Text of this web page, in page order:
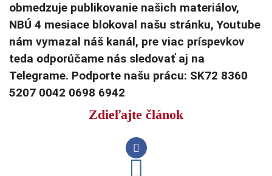
obmedzuje publikovanie našich materiálov,
NBÚ 4 mesiace blokoval našu stránku, Youtube
nám vymazal náš kanál, pre viac príspevkov
teda odporúčame nás sledovať aj na
Telegrame. Podporte našu prácu: SK72 8360
5207 0042 0698 6942
Zdieľajte článok